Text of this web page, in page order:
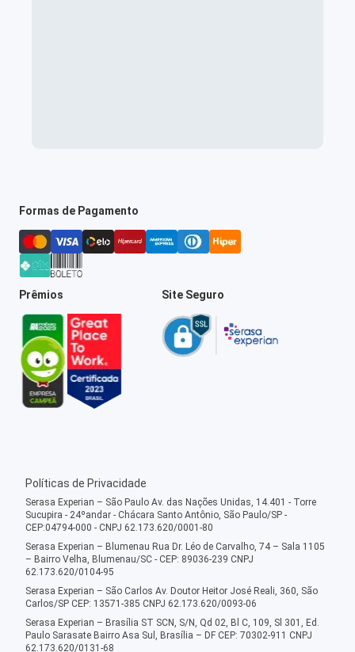
Formas de Pagamento
Prêmios Site Seguro
Políticas de Privacidade
Serasa Experian – São Paulo Av. das Nações Unidas, 14.401 - Torre
Sucupira - 24ºandar - Chácara Santo Antônio, São Paulo/SP -
CEP:04794-000 - CNPJ 62.173.620/0001-80
Serasa Experian – Blumenau Rua Dr. Léo de Carvalho, 74 – Sala 1105
– Bairro Velha, Blumenau/SC - CEP: 89036-239 CNPJ
62.173.620/0104-95
Serasa Experian – São Carlos Av. Doutor Heitor José Reali, 360, São
Carlos/SP CEP: 13571-385 CNPJ 62.173.620/0093-06
Serasa Experian – Brasília ST SCN, S/N, Qd 02, Bl C, 109, Sl 301, Ed.
Paulo Sarasate Bairro Asa Sul, Brasília – DF CEP: 70302-911 CNPJ
62.173.620/0131-68